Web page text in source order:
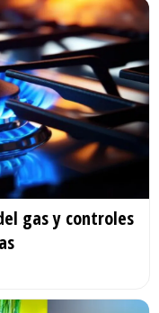
gas y controles